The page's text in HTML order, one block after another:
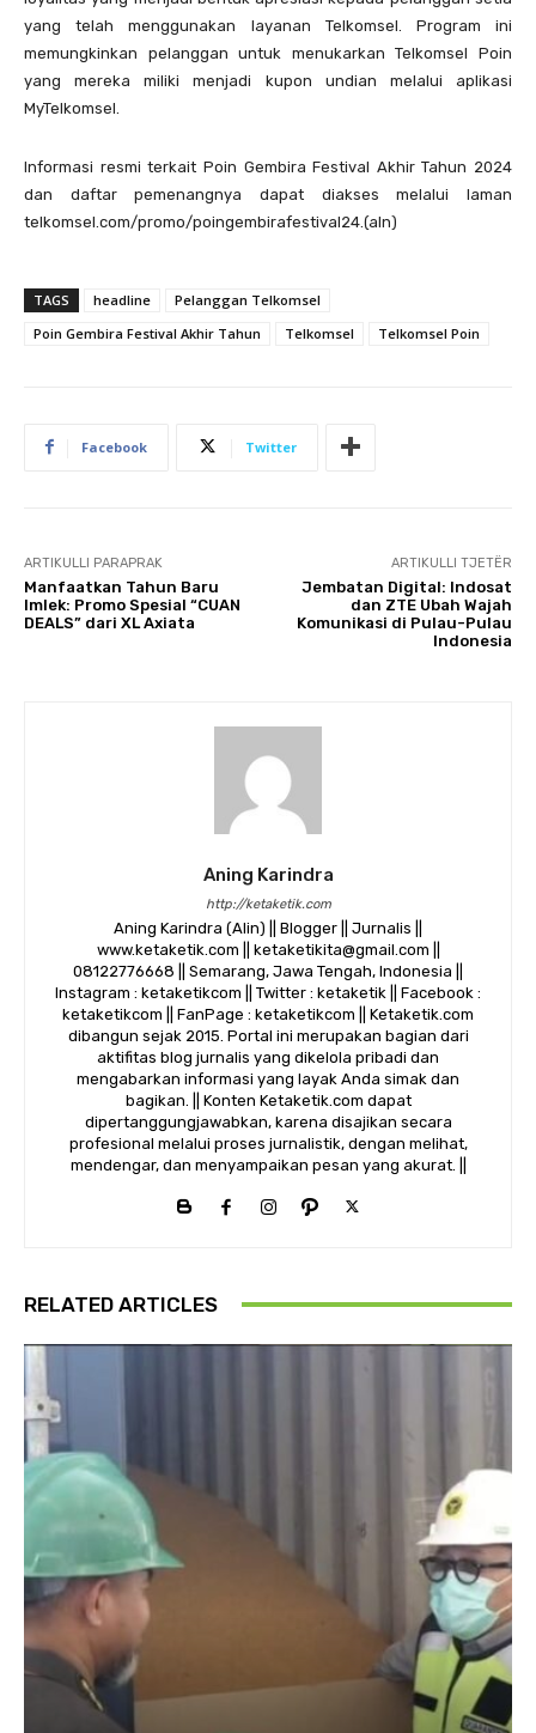
yang telah menggunakan layanan Telkomsel. Program ini
memungkinkan pelanggan untuk menukarkan Telkomsel Poin
yang mereka miliki menjadi kupon undian melalui aplikasi
MyTelkomsel.
Informasi resmi terkait Poin Gembira Festival Akhir Tahun 2024
dan daftar pemenangnya dapat diakses melalui laman
telkomsel.com/promo/poingembirafestival24.(aln)
TAGS headline
Pelanggan Telkomsel
Poin Gembira Festival Akhir Tahun
Telkomsel Telkomsel Poin
Facebook Twitter
ARTIKULLI PARAPRAK
Manfaatkan Tahun Baru
Imlek: Promo Spesial “CUAN
DEALS” dari XL Axiata
ARTIKULLI TJETËR
Jembatan Digital: Indosat
dan ZTE Ubah Wajah
Komunikasi di Pulau-Pulau
Indonesia
Aning Karindra
http://ketaketik.com
Aning Karindra (Alin) || Blogger || Jurnalis ||
www.ketaketik.com || ketaketikita@gmail.com ||
08122776668 || Semarang, Jawa Tengah, Indonesia ||
Instagram : ketaketikcom || Twitter : ketaketik || Facebook :
ketaketikcom || FanPage : ketaketikcom || Ketaketik.com
dibangun sejak 2015. Portal ini merupakan bagian dari
aktifitas blog jurnalis yang dikelola pribadi dan
mengabarkan informasi yang layak Anda simak dan
bagikan. || Konten Ketaketik.com dapat
dipertanggungjawabkan, karena disajikan secara
profesional melalui proses jurnalistik, dengan melihat,
mendengar, dan menyampaikan pesan yang akurat. ||
RELATED ARTICLES